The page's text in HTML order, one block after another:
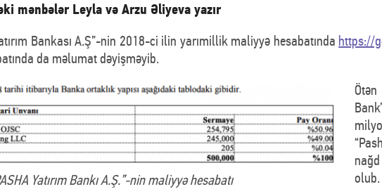
mənbələr Leyla və Arzu Əliyeva yazır
Bankası A.Ş”-nin 2018-ci ilin yarımillik maliyyə hesabatında https://
da məlumat dəyişməyib.
Yatırım Bankı A.Ş.”-nin maliyyə hesabatı
olub.